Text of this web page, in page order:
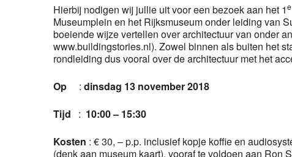
Hierbij nodigen wij jullie uit voor een bezoek aan het 1e
Museumplein en het Rijksmuseum onder leiding van
boeiende wijze vertellen over architectuur van onder
www.buildingstories.nl). Zowel binnen als buiten het
rondleiding dus vooral over de architectuur met het
Op
: dinsdag 13 november 2018
Tijd : 10:00 – 15:30
Kosten : € 30, – p.p. inclusief kopje koffie en
(denk aan museum kaart), vooraf te voldoen aan Ron